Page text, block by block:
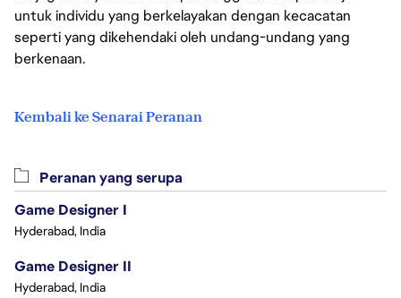
untuk individu yang berkelayakan dengan kecacatan
seperti yang dikehendaki oleh undang-undang yang
berkenaan.
Kembali ke Senarai Peranan
Peranan yang serupa
Game Designer I
Hyderabad, India
Game Designer II
Hyderabad, India